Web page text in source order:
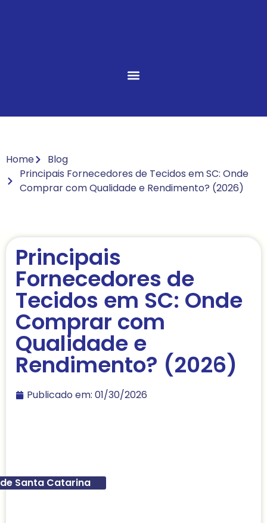
Home
Blog
Principais Fornecedores de Tecidos em SC: Onde
Comprar com Qualidade e Rendimento? (2026)
Principais
Fornecedores de
Tecidos em SC: Onde
Comprar com
Qualidade e
Rendimento? (2026)
Publicado em: 01/30/2026
Santa Catarina